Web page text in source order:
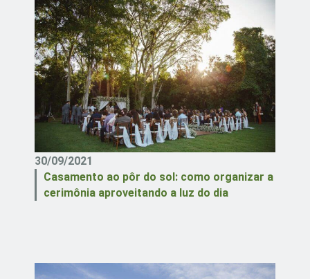
30/09/2021
Casamento ao pôr do sol: como organizar a
cerimônia aproveitando a luz do dia